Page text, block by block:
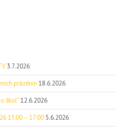
3.7.2026
prázdnin 18.6.2026
škol“12.6.2026
15:00 – 17:00 5.6.2026